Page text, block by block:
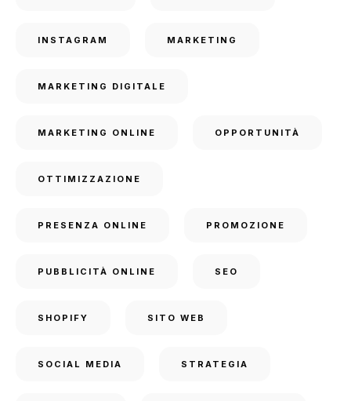
INSTAGRAM MARKETING
MARKETING DIGITALE
MARKETING ONLINE OPPORTUNITÀ
OTTIMIZZAZIONE
PRESENZA ONLINE PROMOZIONE
PUBBLICITÀ ONLINE SEO
SHOPIFY SITO WEB
SOCIAL MEDIA STRATEGIA